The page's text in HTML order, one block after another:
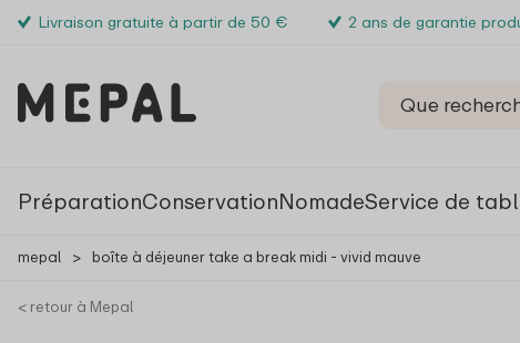
Livraison gratuite à partir de 50 € 2 ans de garantie
PréparationConservationNomadeService de
mepal > boîte à déjeuner take a break midi - vivid mauve
< retour à Mepal